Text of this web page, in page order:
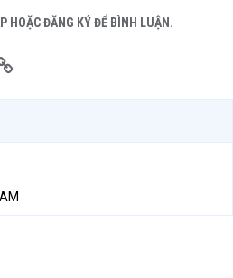
HOẶC ĐĂNG KÝ ĐỂ BÌNH LUẬN.